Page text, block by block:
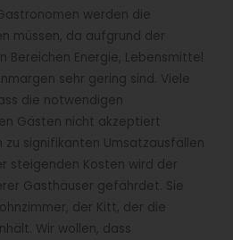
werden die
müssen, da aufgrund der
Bereichen Energie, Lebensmittel
sehr gering sind. Viele
die notwendigen
Gästen nicht akzeptiert
zu signifikanten Umsatzausfällen
steigenden Kosten wird der
Gasthäuser gefährdet. Sie
der Kitt, der die
Wir wollen, dass